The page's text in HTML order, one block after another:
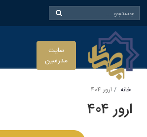
سایت
مدرسین
خانه ارور 404
ارور 404